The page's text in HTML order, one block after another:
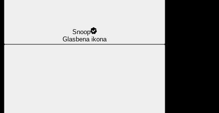
Snoop
Glasbena ikona